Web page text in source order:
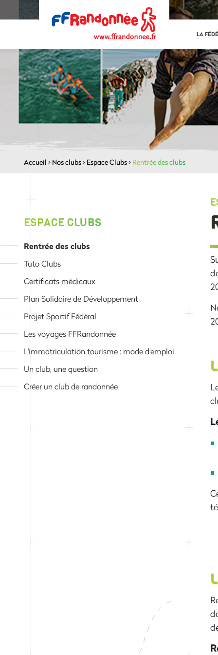
LA
Accueil > Nos clubs> Espace Clubs> Rentrée des clubs
ESPACE CLUBS
Rentrée des clubs
Tuto Clubs
Certificats médicaux
Plan Solidaire de Développement
Projet Sportif Fédéral
Les voyages FFRandonnée
L'immatriculation tourisme : mode d'emploi
Un club, une question
Créer un club de randonnée